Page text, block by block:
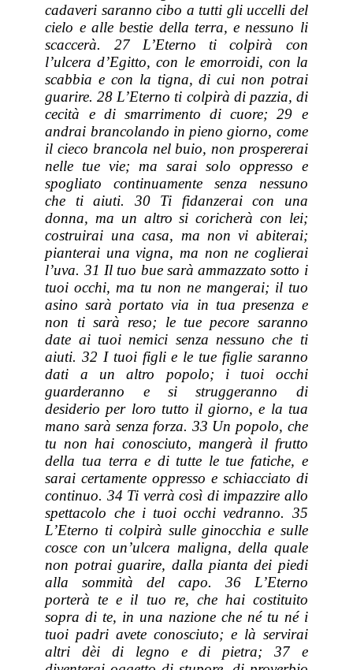
cadaveri saranno cibo a tutti gli uccelli del
cielo e alle bestie della terra, e nessuno li
scaccerà. 27 L’Eterno ti colpirà con
l’ulcera d’Egitto, con le emorroidi, con la
scabbia e con la tigna, di cui non potrai
guarire. 28 L’Eterno ti colpirà di pazzia, di
cecità e di smarrimento di cuore; 29 e
andrai brancolando in pieno giorno, come
il cieco brancola nel buio, non prospererai
nelle tue vie; ma sarai solo oppresso e
spogliato continuamente senza nessuno
che ti aiuti. 30 Ti fidanzerai con una
donna, ma un altro si coricherà con lei;
costruirai una casa, ma non vi abiterai;
pianterai una vigna, ma non ne coglierai
l’uva. 31 Il tuo bue sarà ammazzato sotto i
tuoi occhi, ma tu non ne mangerai; il tuo
asino sarà portato via in tua presenza e
non ti sarà reso; le tue pecore saranno
date ai tuoi nemici senza nessuno che ti
aiuti. 32 I tuoi figli e le tue figlie saranno
dati a un altro popolo; i tuoi occhi
guarderanno e si struggeranno di
desiderio per loro tutto il giorno, e la tua
mano sarà senza forza. 33 Un popolo, che
tu non hai conosciuto, mangerà il frutto
della tua terra e di tutte le tue fatiche, e
sarai certamente oppresso e schiacciato di
continuo. 34 Ti verrà così di impazzire allo
spettacolo che i tuoi occhi vedranno. 35
L’Eterno ti colpirà sulle ginocchia e sulle
cosce con un’ulcera maligna, della quale
non potrai guarire, dalla pianta dei piedi
alla sommità del capo. 36 L’Eterno
porterà te e il tuo re, che hai costituito
sopra di te, in una nazione che né tu né i
tuoi padri avete conosciuto; e là servirai
altri dèi dilegno edi pietra; 37 e